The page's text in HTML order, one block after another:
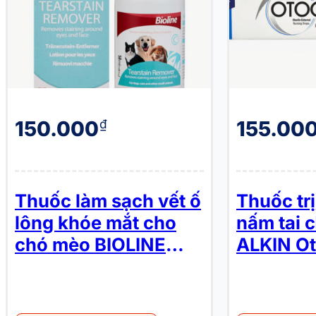
150.000₫
Thuốc làm sạch vết ố
lông khóe mắt cho
chó mèo BIOLINE
Thuốc
nấm tai
ALKIN